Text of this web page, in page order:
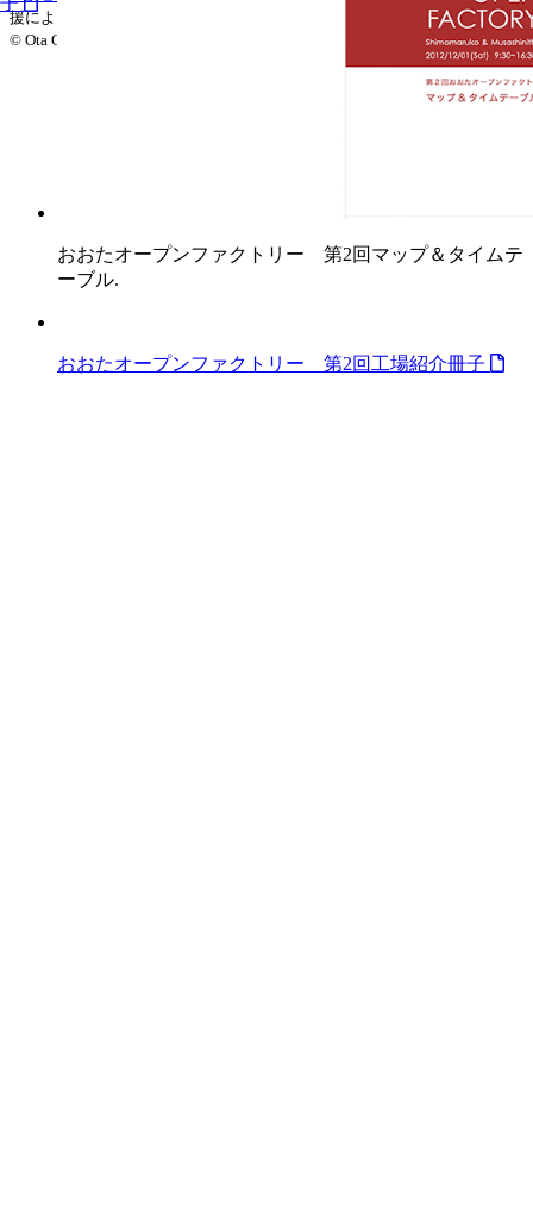
おおたオープンファクトリー 第2回マップ＆タイムテ
ーブル.
おおたオープンファクトリー 第2回工場紹介冊子
援により作成されました。
© Ota Creative Network. All rights reserved.